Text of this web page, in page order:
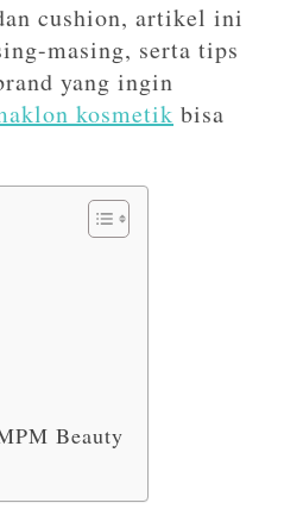
cushion, artikel ini
masing, serta tips
yang ingin
kosmetik bisa
Beauty